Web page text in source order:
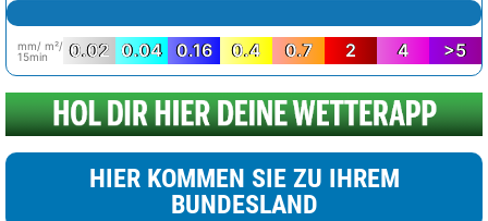
mm/ m²/
15min
0.02 0.04 0.16 0.4 0.7 2 4 >5
HIER KOMMEN SIE ZU IHREM
BUNDESLAND